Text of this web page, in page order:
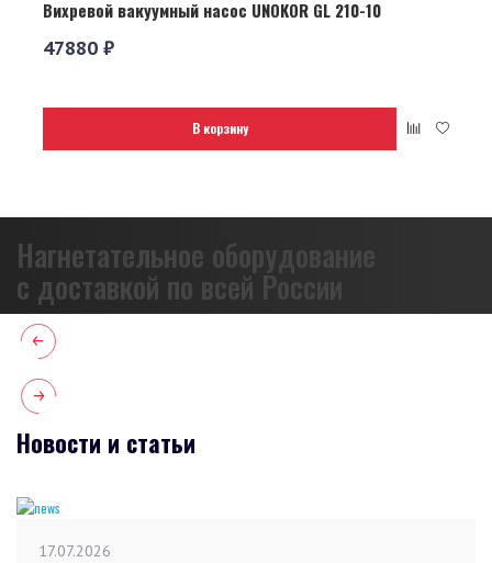
Вихревой вакуумный насос UNOKOR GL 210-10
47880 ₽
В корзину
Нагнетательное оборудование
с доставкой по всей России
Новости и статьи
17.07.2026